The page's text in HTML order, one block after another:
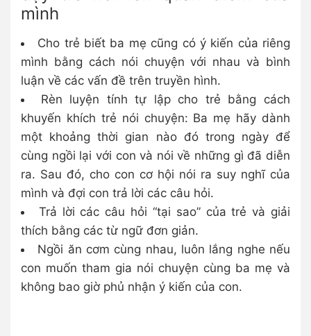
mình
Cho trẻ biết ba mẹ cũng có ý kiến của riêng
mình bằng cách nói chuyện với nhau và bình
luận về các vấn đề trên truyền hình.
Rèn luyện tính tự lập cho trẻ bằng cách
khuyến khích trẻ nói chuyện: Ba mẹ hãy dành
một khoảng thời gian nào đó trong ngày để
cùng ngồi lại với con và nói về những gì đã diễn
ra. Sau đó, cho con cơ hội nói ra suy nghĩ của
mình và đợi con trả lời các câu hỏi.
Trả lời các câu hỏi “tại sao” của trẻ và giải
thích bằng các từ ngữ đơn giản.
Ngồi ăn cơm cùng nhau, luôn lắng nghe nếu
con muốn tham gia nói chuyện cùng ba mẹ và
không bao giờ phủ nhận ý kiến của con.